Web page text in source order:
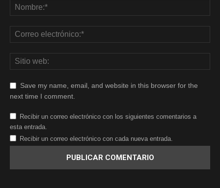
Save my name, email, and website in this browser for the
next time I comment.
Recibir un correo electrónico con los siguientes comentarios a
esta entrada.
Recibir un correo electrónico con cada nueva entrada.